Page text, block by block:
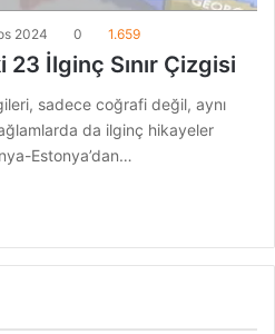
2024 0 1.659
23 İlginç Sınır Çizgisi
sadece coğrafi değil, aynı
da ilginç hikayeler
Estonya’dan…